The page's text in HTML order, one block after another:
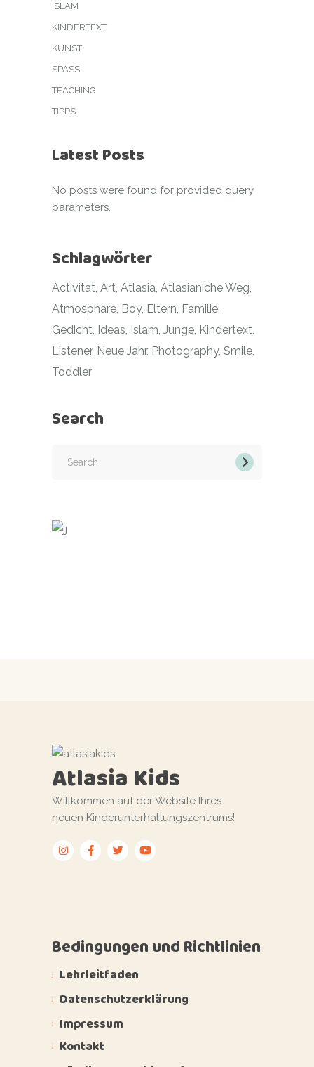
ISLAM
KINDERTEXT
KUNST
SPASS
TEACHING
TIPPS
Latest Posts
No posts were found for provided query
parameters.
Schlagwörter
Activitat Art Atlasia Atlasianiche Weg
Atmosphare Boy Eltern Familie
Gedicht Ideas Islam Junge Kindertext
Listener Neue Jahr Photography Smile
Toddler
Search
Atlasia Kids
Willkommen auf der Website Ihres
neuen Kinderunterhaltungszentrums!
Bedingungen und Richtlinien
Lehrleitfaden
Datenschutzerklärung
Impressum
Kontakt